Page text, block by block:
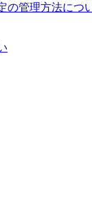
の管理方法につ